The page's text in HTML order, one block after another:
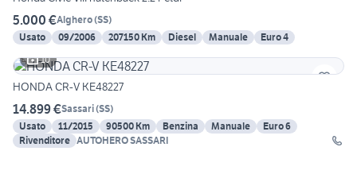
5.000 €Alghero(SS)
Usato
09/2006 207150 Km Diesel Manuale
Euro 4
10
HONDA CR-V KE48227
14.899 €Sassari(SS)
Usato
11/2015 90500 Km Benzina Manuale
Euro 6
Rivenditore AUTOHERO SASSARI